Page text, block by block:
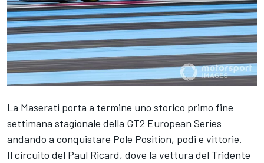
La Maserati porta a termine uno storico primo fine
settimana stagionale della GT2 European Series
andando a conquistare Pole Position, podi e vittorie.
Il circuito del Paul Ricard, dove la vettura del Tridente